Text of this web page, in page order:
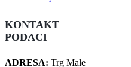
KONTAKT
PODACI
ADRESA: Trg Male